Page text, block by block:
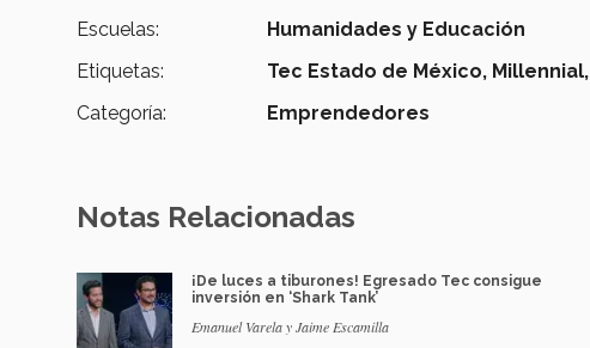
Escuelas:
Humanidades y Educación
Etiquetas:
Tec Estado de México, Millennial,
Categoría:
Emprendedores
Notas Relacionadas
¡De luces a tiburones! Egresado Tec consigue
inversión en ‘Shark Tank’
Emanuel Varela y Jaime Escamilla